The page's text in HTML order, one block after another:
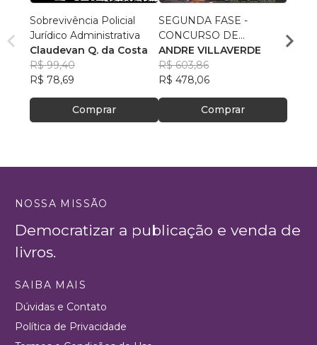
Sobrevivência Policial
Jurídico Administrativa
Claudevan Q. da Costa
R$ 99,40
R$ 78,69
Comprar
SEGUNDA FASE -
CONCURSO DE
CARTÓRIO
ANDRE VILLAVERDE
R$ 603,86
R$ 478,06
Comprar
do
NOSSA MISSÃO
Democratizar a publicação e venda de
livros.
SAIBA MAIS
Dúvidas e Contato
Política de Privacidade